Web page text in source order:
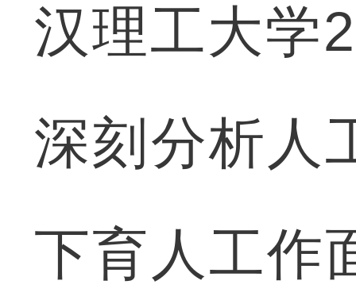
汉理工大学
深刻分析人
下育人工作